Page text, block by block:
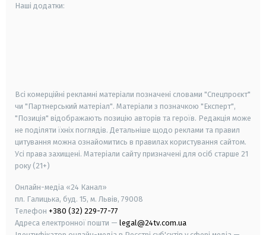
Наші додатки:
Всі комерційні рекламні матеріали позначені словами "Спецпроєкт"
чи "Партнерський матеріал". Матеріали з позначкою "Експерт",
"Позиція" відображають позицію авторів та героїв. Редакція може
не поділяти їхніх поглядів. Детальніше щодо реклами та правил
цитування можна ознайомитись в правилах користування сайтом.
Усі права захищені. Матеріали сайту призначені для осіб старше 21
року (21+)
Онлайн-медіа «24 Канал»
пл. Галицька, буд. 15, м. Львів, 79008
Телефон +380 (32) 229-77-77
Адреса електронної пошти — legal@24tv.com.ua